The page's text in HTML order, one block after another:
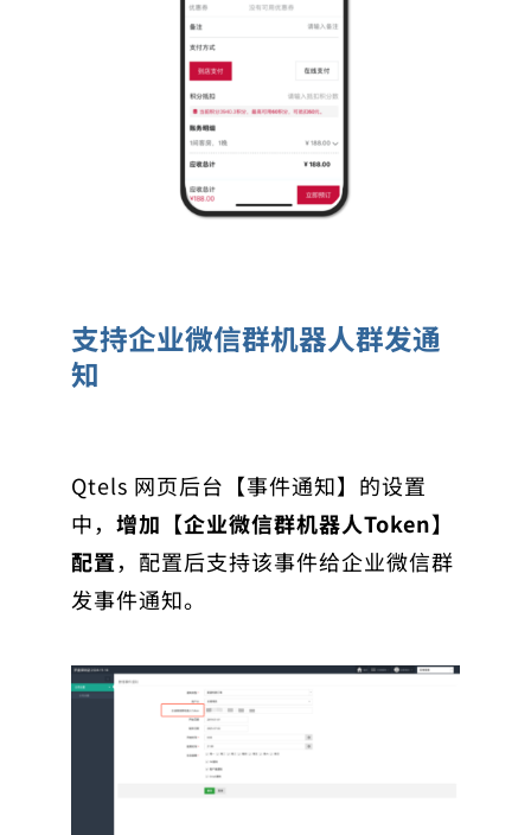
支持企业微信群机器人群发通
知
Qtels 网页后台【事件通知】的设置
中， 增加 【企业微信群机器人Token】
配置，配置后支持该事件给企业微信群
发事件通知。